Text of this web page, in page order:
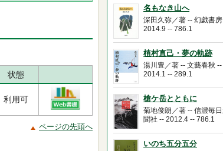
状態
利用可
ページの先頭へ
名もなき山へ
深田久弥／著 -- 幻戯書
2014.9 -- 786.1
植村直己・夢の軌跡
湯川豊／著 -- 文藝春秋 --
2014.1 -- 289.1
槍ケ岳とともに
菊地俊朗／著 -- 信濃毎
聞社 -- 2012.4 -- 786.1
いのち五分五分